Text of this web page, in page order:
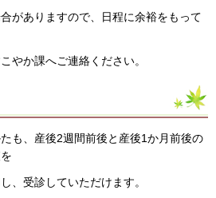
がありますので、日程に余裕をもって
やか課へご連絡ください。
も、産後2週間前後と産後1か月前後の
、受診していただけます。